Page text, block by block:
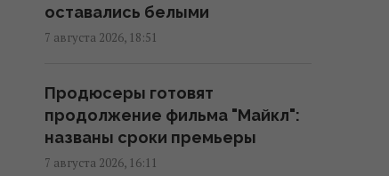
Вышел трейлер нового
08:34 суббота, 08 августа 2026
День Независимости 2026: 24
оставались белыми
7 августа 2026, 18:51
Продюсеры готовят
продолжение фильма "Майкл":
названы сроки премьеры
7 августа 2026, 16:11